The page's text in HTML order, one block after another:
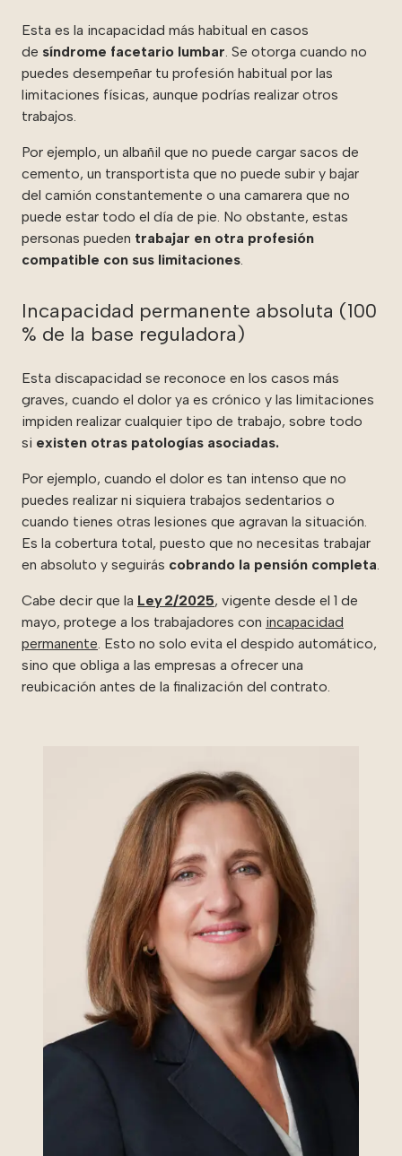
Esta es la incapacidad más habitual en casos
de síndrome facetario lumbar. Se otorga cuando no
puedes desempeñar tu profesión habitual por las
limitaciones físicas, aunque podrías realizar otros
trabajos.
Por ejemplo, un albañil que no puede cargar sacos de
cemento, un transportista que no puede subir y bajar
del camión constantemente o una camarera que no
puede estar todo el día de pie. No obstante, estas
personas pueden trabajar en otra profesión
compatible con sus limitaciones.
Incapacidad permanente absoluta (100
% de la base reguladora)
Esta discapacidad se reconoce en los casos más
graves, cuando el dolor ya es crónico y las limitaciones
impiden realizar cualquier tipo de trabajo, sobre todo
si existen otras patologías asociadas.
Por ejemplo, cuando el dolor es tan intenso que no
puedes realizar ni siquiera trabajos sedentarios o
cuando tienes otras lesiones que agravan la situación.
Es la cobertura total, puesto que no necesitas trabajar
en absoluto y seguirás cobrando la pensión completa.
Cabe decir que la Ley 2/2025, vigente desde el 1 de
mayo, protege a los trabajadores con incapacidad
permanente. Esto no solo evita el despido automático,
sino que obliga a las empresas a ofrecer una
reubicación antes de la finalización del contrato.